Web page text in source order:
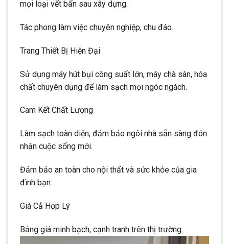
mọi loại vết bẩn sau xây dựng.
Tác phong làm việc chuyên nghiệp, chu đáo.
Trang Thiết Bị Hiện Đại
Sử dụng máy hút bụi công suất lớn, máy chà sàn, hóa
chất chuyên dụng để làm sạch mọi ngóc ngách.
Cam Kết Chất Lượng
Làm sạch toàn diện, đảm bảo ngôi nhà sẵn sàng đón
nhận cuộc sống mới.
Đảm bảo an toàn cho nội thất và sức khỏe của gia
đình bạn.
Giá Cả Hợp Lý
Bảng giá minh bạch, cạnh tranh trên thị trường.